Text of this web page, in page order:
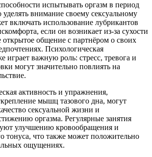
испытывать оргазм в период
внимание своему сексуальному
включать использование лубрикантов
если он возникает из-за сухости
открытое общение с партнёром о своих
Психологическая
играет важную роль: стресс, тревога и
могут значительно повлиять на
активность и упражнения,
мышц тазового дна, могут
сексуальной жизни и
оргазма. Регулярные занятия
улучшению кровообращения и
что также может положительно
ощущениях.